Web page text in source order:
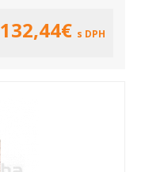
132,44€ s DPH